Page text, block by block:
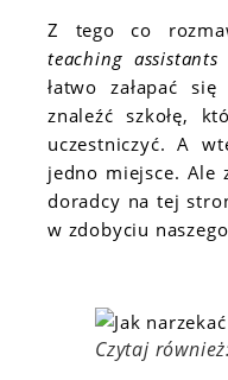
Z tego co
teaching assistants
łatwo załapać
znaleźć szkołę,
uczestniczyć. A
jedno miejsce. Ale
doradcy na tej
w zdobyciu
Czytaj